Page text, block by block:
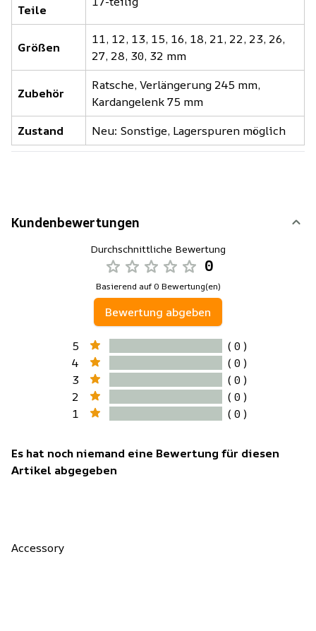
Teile
Größen
11, 12, 13, 15, 16, 18, 21, 22, 23, 26,
27, 28, 30, 32 mm
Zubehör
Ratsche, Verlängerung 245 mm,
Kardangelenk 75 mm
Zustand
Neu: Sonstige, Lagerspuren möglich
Kundenbewertungen
Durchschnittliche Bewertung
0
Basierend auf 0 Bewertung(en)
Bewertung abgeben
5
( 0 )
4
( 0 )
3
( 0 )
2
( 0 )
1
( 0 )
Es hat noch niemand eine Bewertung für diesen
Artikel abgegeben
Accessory